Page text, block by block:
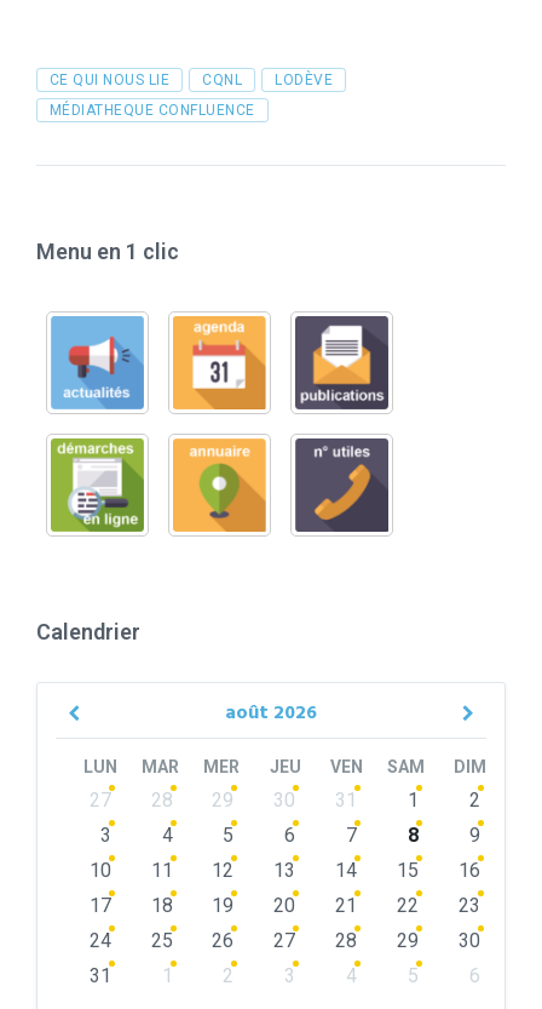
Tags
CE QUI NOUS LIE CQNL
LODÈVE
MÉDIATHEQUE CONFLUENCE
Menu en 1 clic
Calendrier
août 2026
Previous
LUN MAR MER JEU VEN SAM DIM
Skip
calendar
27 28 29 30 31 1
2
3
4 5 6 7 8
9
10
11 12 13 14 15
16
17
18 19 20 21 22
23
24
25 26 27 28 29
30
31
1 2 3 4 5
6